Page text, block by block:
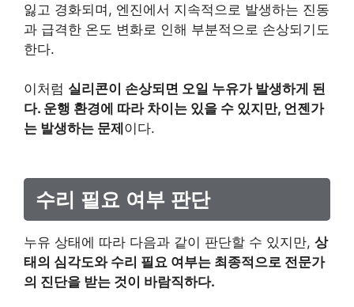
잃고 경화되며, 엔진에서 지속적으로 발생하는 진동
과 급격한 온도 변화로 인해 부분적으로 손상되기도
한다.
이처럼 실리콘이 손상되면 오일 누유가 발생하게 된
다. 운행 환경에 따라 차이는 있을 수 있지만, 언젠가
는 발생하는 문제 이다.
수리 필요 여부 판단
누유 상태에 따라 다음과 같이 판단할 수 있지만, 상
태의 심각도와 수리 필요 여부는 최종적으로 전문가
의 진단을 받는 것이 바람직하다.